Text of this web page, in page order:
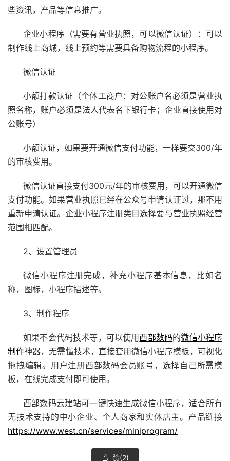
些资讯，产品等信息推广。
企业小程序（需要有营业执照，可以微信认证）：可以
制作线上商城，线上预约等需要具备购物流程的小程序。
微信认证
小额打款认证（个体工商户：对公账户名必须是营业执
照名称，账户必须是法人代表名下银行卡；企业直接使用对
公账号）
小额认证，如果要开通微信支付功能，一样要交300/年
的审核费用。
微信认证直接支付300元/年的审核费用，可以开通微信
支付功能。如果营业执照已经在公众号申请认证过，那不用
重新申请认证。企业小程序注册类目选择要与营业执照经营
范围相匹配。
2、设置管理员
微信小程序注册完成，补充小程序基本信息，比如名
称，图标，小程序描述等。
3、制作程序
如果不会代码技术等，可以使用 西部数码的微信小程序
制作神器，无需懂技术，直接套用微信小程序模板，可视化
拖拽编辑。用户注册西部数码会员账号，选择自己所需模
板，在线完成支付即可使用。
西部数码云建站可一键快速生成微信小程序，适合所有
无技术支持的中小企业、个人商家和实体店主。产品链接
https://www.west.cn/services/miniprogram/
 赞(2)